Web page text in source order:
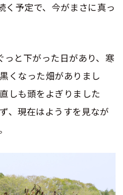
く予定で、今がまさに真っ
っと下がった日があり、寒
くなった畑がありまし
しも頭をよぎりました
、現在はようすを見なが